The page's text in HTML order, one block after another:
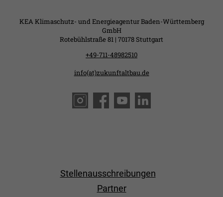
KEA Klimaschutz- und Energieagentur Baden-Württemberg
GmbH
Rotebühlstraße 81 | 70178 Stuttgart
+49-711-48982510
info(at)zukunftaltbau.de
Stellenausschreibungen
Partner